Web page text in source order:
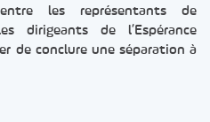
les représentants de
dirigeants de l’Espérance
de conclure une séparation à